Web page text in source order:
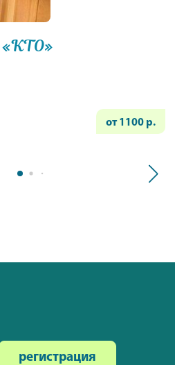
«КТО»
от 1100 р.
регистрация